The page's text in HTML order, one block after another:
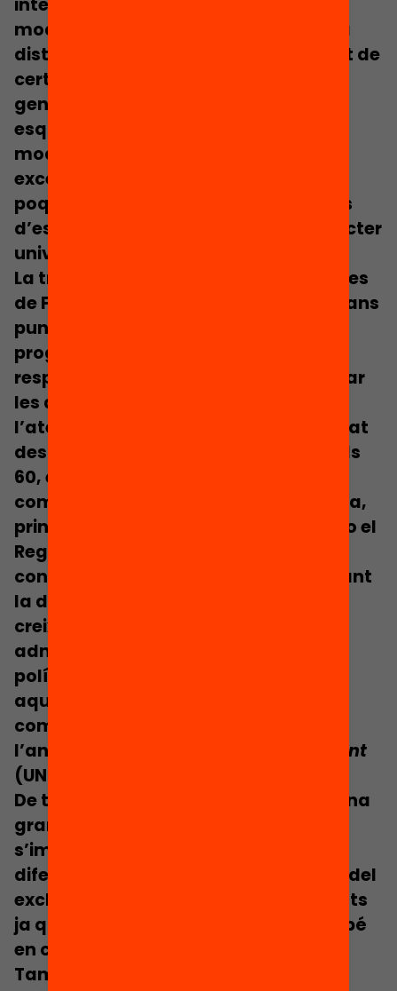
models condicionals, que associen la
distribució de recursos al compliment de
certs requisits o metes (que,
generalment, no formen part dels
esquemes de FxF). I, també,
models compensatoris
excessivament focalitzats en unes
poques escoles o en grups minoritaris
d’estudiants (ja que el FxF té un caràcter
universal).
La trajectòria històrica de les polítiques
de FxF a nivell internacional té dos grans
punts d’inflexió. Inicialment, els
programes de FxF sorgeixen com a
resposta a la necessitat de compensar
les desigualtats educatives i millorar
l’atenció als centres escolars i alumnat
desafavorit, a finals de la dècada dels
60, en el marc de les polítiques
compensatòries d’educació prioritària,
principalment en països com els EUA o el
Regne Unit. Posteriorment, el FxF es
consolida com a solució política durant
la dècada dels 90, en el marc de la
creixent descentralització
administrativa i la promoció de les
polítiques d’autonomia escolar. En
aquest context, el FxF esdevé un
component bàsic dels models de
l’anomenat
school based management
(UNESCO, 1999).
De totes maneres, el FxF es dóna en una
gran diversitat de contextos i
s’implementa amb variants molt
diferenciades. Així, el FxF no és un model
exclusiu dels sistemes descentralitzats
ja que, de fet, s’ha implementat també
en contextos altament centralitzats.
També, els models de FxF no són pas